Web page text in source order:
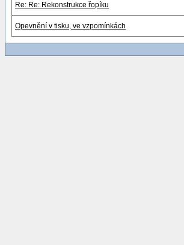
Re: Re: Rekonstrukce řopíku
Opevnění v tisku, ve vzpomínkách